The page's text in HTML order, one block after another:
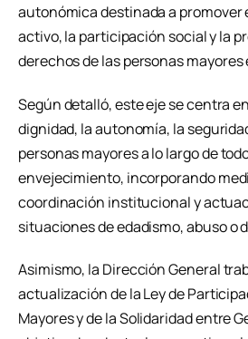
autonómica destinada a
activo, la participación social y la
derechos de las personas mayores
Según detalló, este eje se centra
dignidad, la autonomía, la
personas mayores a lo largo de
envejecimiento, incorporando
coordinación institucional y
situaciones de edadismo, abuso o
Asimismo, la Dirección General
actualización de la Ley de
Mayores y de la Solidaridad entre